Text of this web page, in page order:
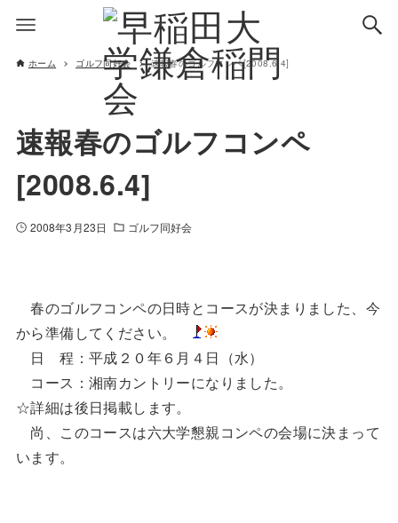
ホーム ゴルフ同好会 速報春のゴルフコンペ[2008.6.4]
速報春のゴルフコンペ
[2008.6.4]
2008年3月23日 ゴルフ同好会
春のゴルフコンペの日時とコースが決まりました、今
から準備してください。
日 程：平成２０年６月４日（水）
コース：湘南カントリーになりました。
☆詳細は後日掲載します。
尚、このコースは六大学懇親コンペの会場に決まって
います。